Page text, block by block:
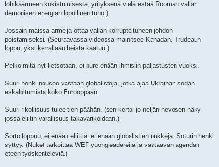
lohikäärmeen kukistumisesta, yrityksenä vielä estää Rooman vallan
demonisen energian lopullinen tuho.)
Jossain maissa armeija ottaa vallan korruptoituneen johdon
poistamiseksi. (Seuraavassa videossa mainitsee Kanadan, Trudeaun
loppu, yksi kerrallaan heistä kaatuu.)
Pelko mitä nyt lietsotaan, ei pure enään ihmisiin paljastusten vuoksi.
Suuri henki nousee vastaan globalisteja, jotka ajaa Ukrainan sodan
eskaloitumista koko Eurooppaan.
Suuri rikollisuus tulee tien päähän. (sen kertoi jo neljän hevosen näky
jossa eliitin varallisuus takavarikoidaan.)
Sorto loppuu, ei enään eliittiä, ei enään globalistien nukkeja. Soturin henki
syttyy. (Nuket tarkoittaa WEF yuongleadereitä ja vastaavan agendan
eteen työskenteleviä.)